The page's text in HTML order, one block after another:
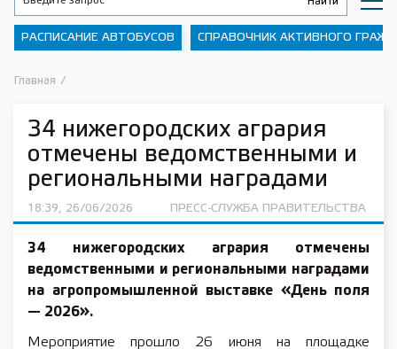
РАСПИСАНИЕ АВТОБУСОВ СПРАВОЧНИК АКТИВНОГО
Главная /
34 нижегородских агрария
отмечены ведомственными и
региональными наградами
18:39, 26/06/2026 ПРЕСС-СЛУЖБА ПРАВИТЕЛЬСТВА
34 нижегородских агрария отмечены
ведомственными и региональными наградами
на агропромышленной выставке «День поля
— 2026».
Мероприятие прошло 26 июня на площадке